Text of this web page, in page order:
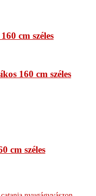
cm széles
160 cm széles
cm széles